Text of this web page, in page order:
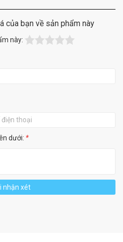
của bạn về sản phẩm này
này:
dưới: *
nhận xét